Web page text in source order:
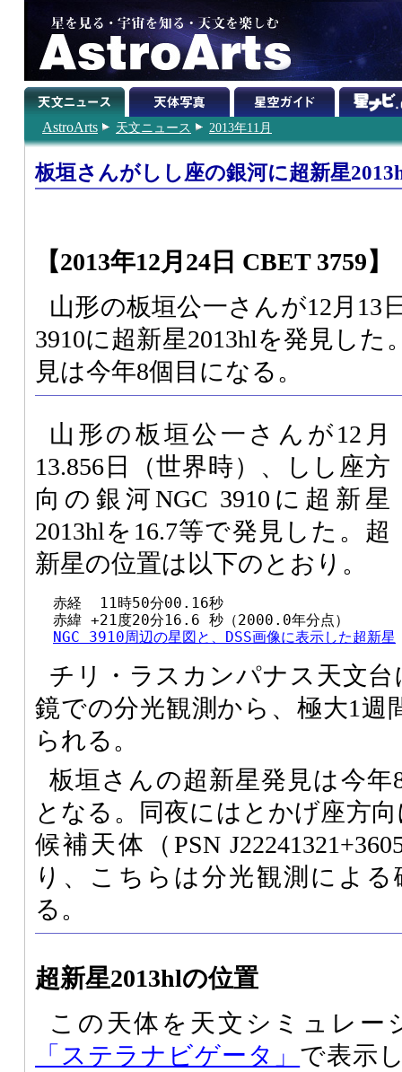
AstroArts 天文ニュース 2013年11月
板垣さんがしし座の銀河に超新星
【2013年12月24日 CBET 3759】
山形の板垣公一さんが12月13
3910に超新星2013hlを発見し
見は今年8個目になる。
山形の板垣公一さんが12月
13.856日（世界時）、しし座方
向の銀河NGC 3910に超新星
2013hlを16.7等で発見した。超
新星の位置は以下のとおり。
  赤経  11時50分00.16秒
  赤緯 +21度20分16.6 秒（2000.0年分点）
NGC 3910周辺の星図と、DSS画像に表示した超新星
チリ・ラスカンパナス天文
鏡での分光観測から、極大1週
られる。
板垣さんの超新星発見は今年
となる。同夜にはとかげ座方
候補天体（PSN
り、こちらは分光観測によ
る。
超新星2013hlの位置
この天体を天文シミュレー
「ステラナビゲータ」 で表示